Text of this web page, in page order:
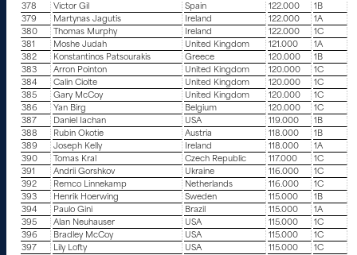
378
Victor Gil Spain 122.000
1B
379
Martynas Jagutis Ireland 122.000
1A
380
Thomas Murphy Ireland 122.000
1C
381
Moshe Judah United Kingdom 121.000
1A
382
Konstantinos Patsourakis Greece 120.000
1B
383
Arron Pointon United Kingdom 120.000
1C
384
Calin Ciolte United Kingdom 120.000
1C
385
Gary McCoy United Kingdom 120.000
1C
386
Yan Birg Belgium 120.000
1C
387
Daniel Iachan USA 119.000
1B
388
Rubin Okotie Austria 118.000
1B
389
Joseph Kelly Ireland 118.000
1A
390
Tomas Kral Czech Republic 117.000
1C
391
Andrii Gorshkov Ukraine 116.000
1C
392
Remco Linnekamp Netherlands 116.000
1C
393
Henrik Hoerwing Sweden 115.000
1B
394
Paulo Gini Brazil 115.000
1A
395
Alan Neuhauser USA 115.000
1C
396
Bradley McCoy USA 115.000
1C
397
Lily Lofty USA 115.000
1C